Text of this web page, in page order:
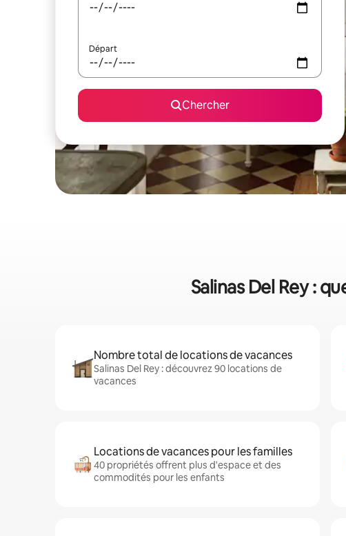
Départ
Chercher
Salinas Del Rey :
Nombre total de locations de vacances
Salinas Del Rey : découvrez 90 locations de
vacances
Locations de vacances pour les familles
40 propriétés offrent plus d'espace et des
commodités pour les enfants